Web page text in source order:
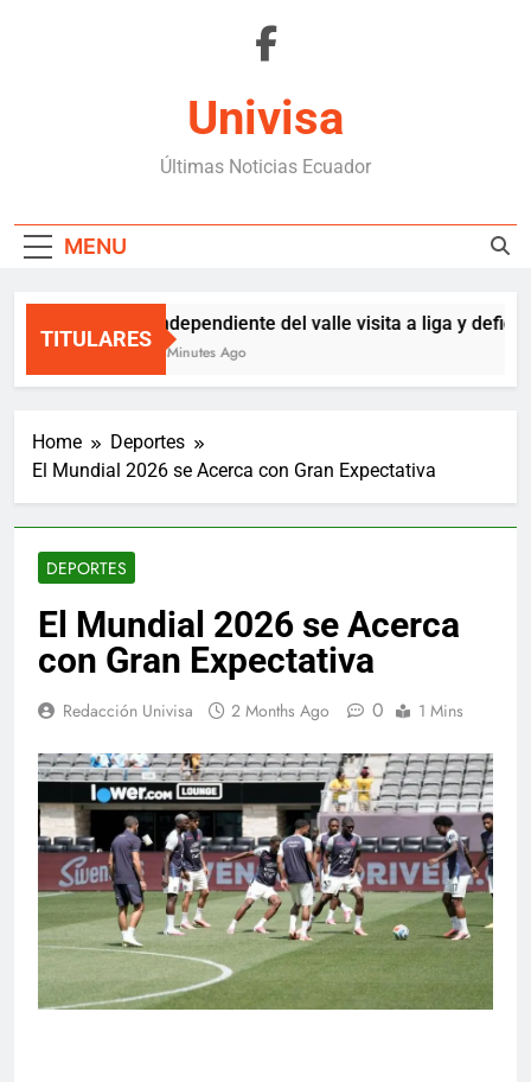
Univisa
Últimas Noticias Ecuador
MENU
TITULARES
independiente del valle visita a liga y
2 Minutes Ago
Home
Deportes
El Mundial 2026 se Acerca con Gran Expectativa
DEPORTES
El Mundial 2026 se Acerca
con Gran Expectativa
Redacción Univisa 2 Months Ago 0 1 Mins